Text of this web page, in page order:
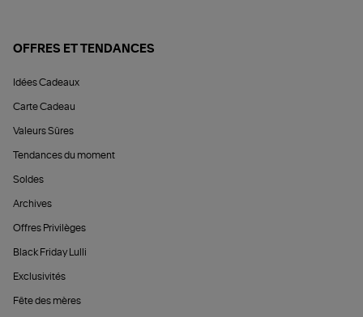
OFFRES ET TENDANCES
Idées Cadeaux
Carte Cadeau
Valeurs Sûres
Tendances du moment
Soldes
Archives
Offres Privilèges
Black Friday Lulli
Exclusivités
Fête des mères